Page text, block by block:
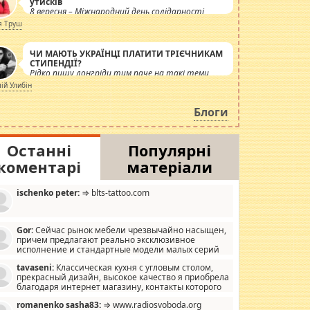
8 вересня – Міжнародний день солідарності
журналістів.
Труш
ЧИ МАЮТЬ УКРАЇНЦІ ПЛАТИТИ ТРІЄЧНИКАМ
СТИПЕНДІЇ?
Рідко пишу лонгріди тим паче на такі теми,
але вже просто дістало! Обурюють сьогоднішні
інсенуації навколо стипендіального питання.
Штучно роздувається ще одна соціальна
катастрофа.
Улибін
Блоги
Останні
Популярні
матеріали
ischenko peter: ⇒ blts-tattoo.com
Gor:Сейчас рынок мебели чрезвычайно насыщен,
причем предлагают реально эксклюзивное
исполнение и стандартные модели малых серий
мало походит на стандартные формы, в MebelOk,
и что главное - со вкусом все в порядке,
ненужных наворотов удорожающих мебель, а это не
tavaseni: Классическая кухня с угловым столом,
прекрасный дизайн, высокое качество я приобрела
благодаря интернет магазину, контакты которого
romanenko sasha83: ⇒ www.radiosvoboda.org